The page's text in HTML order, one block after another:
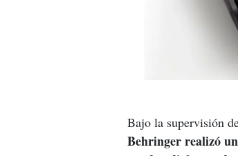
Bajo la supervisión
Behringer realizó